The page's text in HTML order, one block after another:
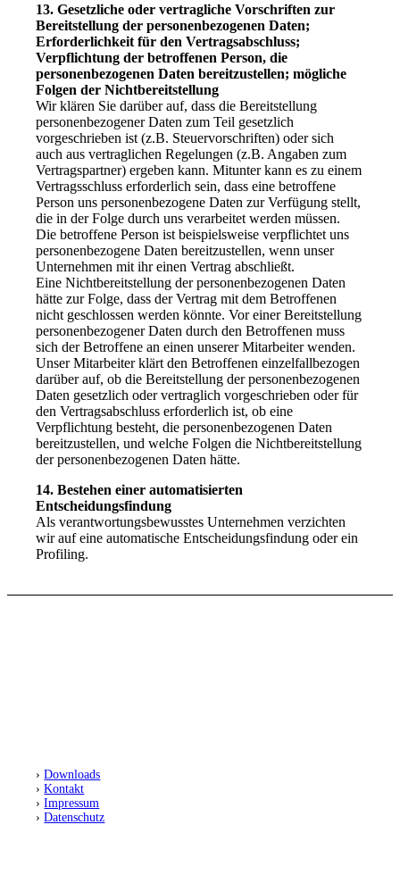
13. Gesetzliche oder vertragliche Vorschriften zur
Bereitstellung der personenbezogenen Daten;
Erforderlichkeit für den Vertragsabschluss;
Verpflichtung der betroffenen Person, die
personenbezogenen Daten bereitzustellen; mögliche
Folgen der Nichtbereitstellung
Wir klären Sie darüber auf, dass die Bereitstellung
personenbezogener Daten zum Teil gesetzlich
vorgeschrieben ist (z.B. Steuervorschriften) oder sich
auch aus vertraglichen Regelungen (z.B. Angaben zum
Vertragspartner) ergeben kann. Mitunter kann es zu einem
Vertragsschluss erforderlich sein, dass eine betroffene
Person uns personenbezogene Daten zur Verfügung stellt,
die in der Folge durch uns verarbeitet werden müssen.
Die betroffene Person ist beispielsweise verpflichtet uns
personenbezogene Daten bereitzustellen, wenn unser
Unternehmen mit ihr einen Vertrag abschließt.
Eine Nichtbereitstellung der personenbezogenen Daten
hätte zur Folge, dass der Vertrag mit dem Betroffenen
nicht geschlossen werden könnte. Vor einer Bereitstellung
personenbezogener Daten durch den Betroffenen muss
sich der Betroffene an einen unserer Mitarbeiter wenden.
Unser Mitarbeiter klärt den Betroffenen einzelfallbezogen
darüber auf, ob die Bereitstellung der personenbezogenen
Daten gesetzlich oder vertraglich vorgeschrieben oder für
den Vertragsabschluss erforderlich ist, ob eine
Verpflichtung besteht, die personenbezogenen Daten
bereitzustellen, und welche Folgen die Nichtbereitstellung
der personenbezogenen Daten hätte.
14. Bestehen einer automatisierten
Entscheidungsfindung
Als verantwortungsbewusstes Unternehmen verzichten
wir auf eine automatische Entscheidungsfindung oder ein
Profiling.
›Downloads
›Kontakt
›Impressum
›Datenschutz